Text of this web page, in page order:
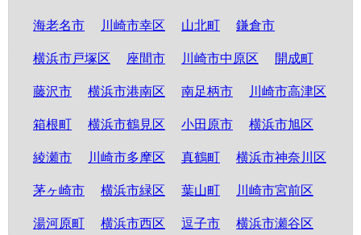
海老名市 川崎市幸区 山北町 鎌倉市
横浜市戸塚区 座間市 川崎市中原区 開成町
藤沢市 横浜市港南区 南足柄市 川崎市高津区
箱根町 横浜市鶴見区 小田原市 横浜市旭区
綾瀬市 川崎市多摩区 真鶴町 横浜市神奈川区
茅ヶ崎市 横浜市緑区 葉山町 川崎市宮前区
湯河原町 横浜市西区 逗子市 横浜市瀬谷区